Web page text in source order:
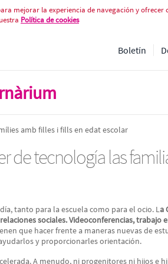
tecnología las
mejorar la experiencia de navegación y ofrecer
Política de cookies
Boletín
amb filles i fills en edat escolar
de tecnología las
tanto para la escuela como para el ocio. La
sociales. Videoconferencias,
que hacer frente a maneras nuevas de
y proporcionarles orientación.
A menudo, ni progenitores ni hijos e